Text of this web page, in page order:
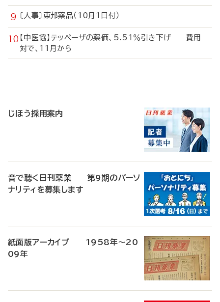
〔人事〕東邦薬品（10月1日付）
【中医協】テッペーザの薬価、5.51％引き下げ 費用
対で、11月から
じほう採用案内
音で聴く日刊薬業 第9期のパーソ
ナリティを募集します
紙面版アーカイブ 1958年～20
09年